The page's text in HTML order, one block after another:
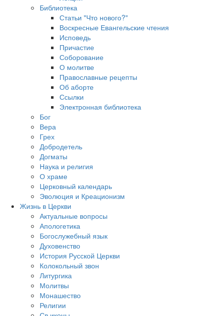
Библиотека
Статьи "Что нового?"
Воскресные Евангельские чтения
Исповедь
Причастие
Соборование
О молитве
Православные рецепты
Об аборте
Ссылки
Электронная библиотека
Бог
Вера
Грех
Добродетель
Догматы
Наука и религия
О храме
Церковный календарь
Эволюция и Креационизм
Жизнь в Церкви
Актуальные вопросы
Апологетика
Богослужебный язык
Духовенство
История Русской Церкви
Колокольный звон
Литургика
Молитвы
Монашество
Религии